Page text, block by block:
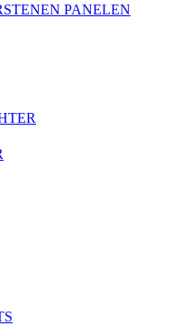
PANELEN